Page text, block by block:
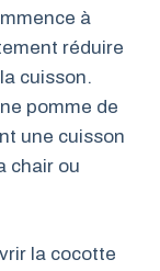
à
réduire
cuisson.
pomme de
une cuisson
chair ou
la cocotte